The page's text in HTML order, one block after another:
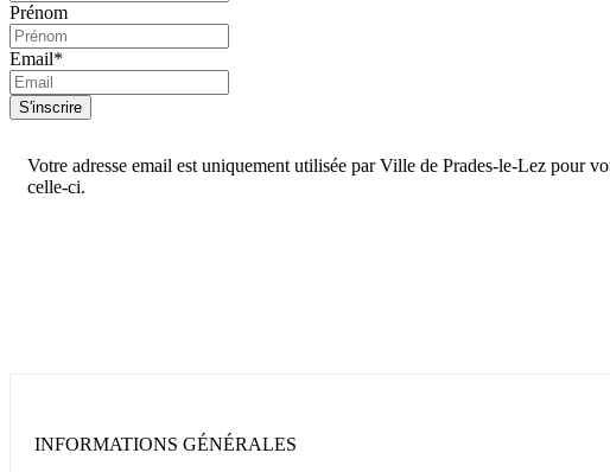
Prénom
Email*
S'inscrire
Votre adresse email est uniquement utilisée par Ville de Prades-le-Lez pour
celle-ci.
INFORMATIONS GÉNÉRALES